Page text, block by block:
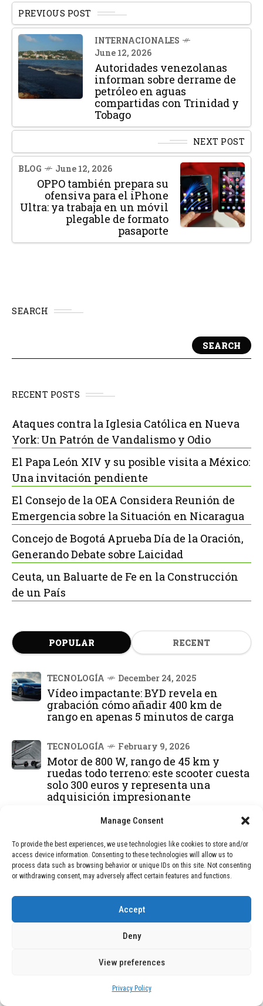
Manage Consent
To provide the best experiences, we use technologies like cookies to store and/or
access device information. Consenting to these technologies will allow us to
process data such as browsing behavior or unique IDs on this site. Not consenting
or withdrawing consent, may adversely affect certain features and functions.
Accept
Deny
View preferences
Privacy Policy
PREVIOUS POST
INTERNACIONALES
June 12, 2026
Autoridades venezolanas
informan sobre derrame de
petróleo en aguas
compartidas con Trinidad y
Tobago
NEXT POST
BLOG June 12, 2026
OPPO también prepara su
ofensiva para el iPhone
Ultra: ya trabaja en un móvil
plegable de formato
pasaporte
SEARCH
SEARCH
RECENT POSTS
Ataques contra la Iglesia Católica en Nueva
York: Un Patrón de Vandalismo y Odio
El Papa León XIV y su posible visita a México:
Una invitación pendiente
El Consejo de la OEA Considera Reunión de
Emergencia sobre la Situación en Nicaragua
Concejo de Bogotá Aprueba Día de la Oración,
Generando Debate sobre Laicidad
Ceuta, un Baluarte de Fe en la Construcción
de un País
POPULAR RECENT
TECNOLOGÍA December 24, 2025
Vídeo impactante: BYD revela en
grabación cómo añadir 400 km de
rango en apenas 5 minutos de carga
TECNOLOGÍA February 9, 2026
Motor de 800 W, rango de 45 km y
ruedas todo terreno: este scooter cuesta
solo 300 euros y representa una
adquisición impresionante
December 24, 2025
GAME se Une a la Oferta de Balizas V16
Geolocalizadas, Obligatorias a Partir de
2026
BLOG December 24, 2025
Devastadora Explosión en Residencia
de Ancianos de Pensilvania Deja al
Menos Dos Víctimas Fatales